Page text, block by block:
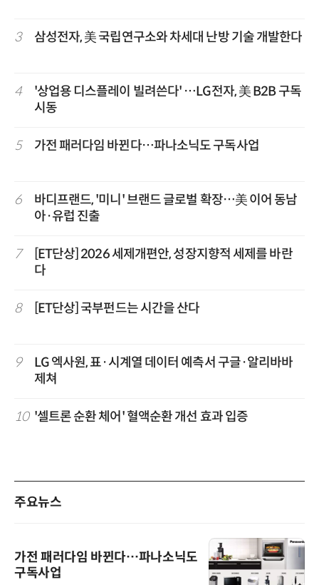
3 삼성전자, 美 국립연구소와 차세대 난방 기술 개발한다
4
'상업용 디스플레이 빌려쓴다' …LG전자, 美 B2B 구독
시동
5 가전 패러다임 바뀐다…파나소닉도 구독사업
6
바디프랜드, '미니' 브랜드 글로벌 확장…美 이어 동남
아·유럽 진출
7
[ET단상] 2026 세제개편안, 성장지향적 세제를 바란
다
8 [ET단상] 국부펀드는 시간을 산다
9
LG 엑사원, 표·시계열 데이터 예측서 구글·알리바바
제쳐
10 '셀트론 순환 체어' 혈액순환 개선 효과 입증
주요뉴스
가전 패러다임 바뀐다…파나소닉도
구독사업